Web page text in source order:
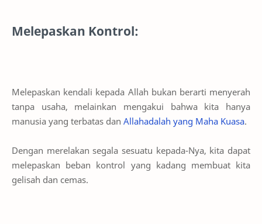
Melepaskan Kontrol:
Melepaskan kendali kepada Allah bukan berarti menyerah
tanpa usaha, melainkan mengakui bahwa kita hanya
manusia yang terbatas dan Allahadalah yang Maha Kuasa.
Dengan merelakan segala sesuatu kepada-Nya, kita dapat
melepaskan beban kontrol yang kadang membuat kita
gelisah dan cemas.